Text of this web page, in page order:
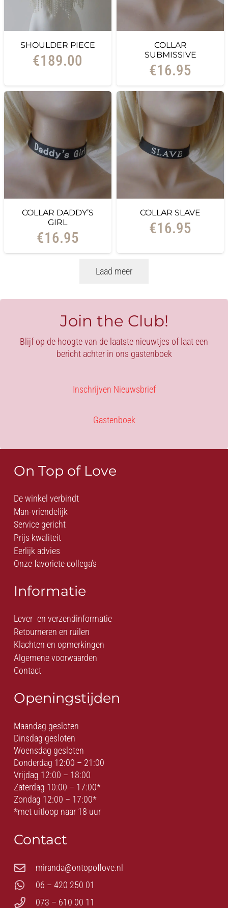
SHOULDER PIECE
€189.00
COLLAR
SUBMISSIVE
€16.95
COLLAR DADDY’S
GIRL
€16.95
COLLAR SLAVE
€16.95
Laad meer
Join the Club!
Blijf op de hoogte van de laatste nieuwtjes of laat een
bericht achter in ons gastenboek
Inschrijven Nieuwsbrief
Gastenboek
On Top of Love
De winkel verbindt
Man-vriendelijk
Service gericht
Prijs kwaliteit
Eerlijk advies
Onze favoriete collega’s
Informatie
Lever- en verzendinformatie
Retourneren en ruilen
Klachten en opmerkingen
Algemene voorwaarden
Contact
Openingstijden
Maandag gesloten
Dinsdag gesloten
Woensdag gesloten
Donderdag 12:00 – 21:00
Vrijdag 12:00 – 18:00
Zaterdag 10:00 – 17:00*
Zondag 12:00 – 17:00*
*met uitloop naar 18 uur
Contact
miranda@ontopoflove.nl
06 – 420 250 01
073 – 610 00 11